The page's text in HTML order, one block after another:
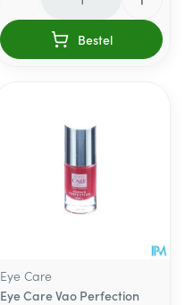
Bestel
Eye Care
Eye Care Vao Perfection